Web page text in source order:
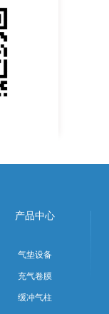
产品中心
气垫设备
充气卷膜
缓冲气柱